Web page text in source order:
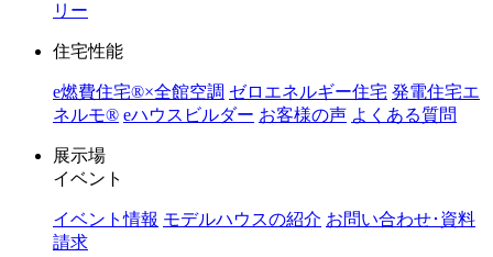
リー
住宅性能
e燃費住宅®︎×全館空調 ゼロエネルギー住宅 発電住宅エ
ネルモ®︎ eハウスビルダー お客様の声 よくある質問
展示場
イベント
イベント情報 モデルハウスの紹介 お問い合わせ･資料
請求